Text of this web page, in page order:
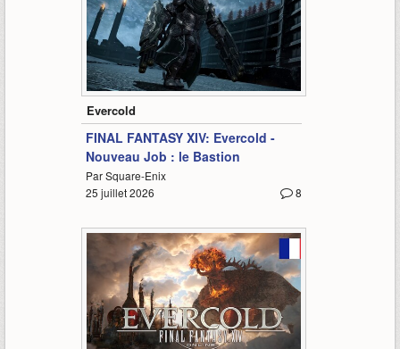
1:30
Evercold
FINAL FANTASY XIV: Evercold -
Nouveau Job : le Bastion
Par Square-Enix
8
25 juillet 2026